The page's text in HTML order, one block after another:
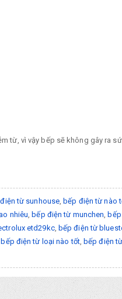
từ, vì vậy bếp sẽ không gây ra
từ sunhouse ,bếp điện từ nào
nhiêu ,bếp điện từ munchen ,
etd29kc, bếp điện từ
bếp điện từ loại nào tốt,bếp điện